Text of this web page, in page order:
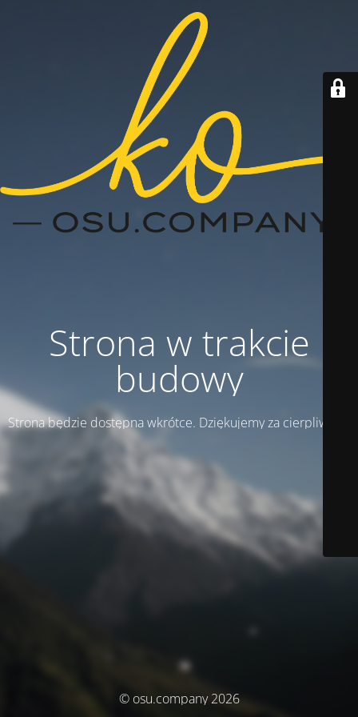
Strona w trakcie
budowy
Strona będzie dostępna wkrótce. Dziękujemy za cierpliwość!
© osu.company 2026